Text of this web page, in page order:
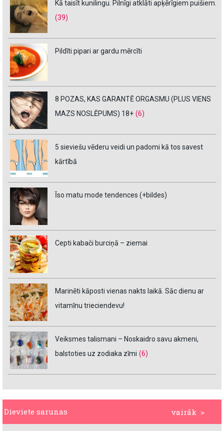
Kā taisīt kunilingu. Pilnīgi atklāti apķērīgiem puišiem.
(39)
Pildīti pipari ar gardu mērcīti
8 POZAS, KAS GARANTĒ ORGASMU (PLUS VIENS
MAZS NOSLĒPUMS) 18+ (6)
5 sieviešu vēderu veidi un padomi kā tos savest
kārtībā
Īso matu mode tendences (+bildes)
Cepti kabači burciņā – ziemai
Marinēti kāposti vienas nakts laikā. Sāc dienu ar
vitamīnu trieciendevu!
Veiksmes talismani – Noskaidro savu akmeni,
balstoties uz zodiaka zīmi (6)
vairāk >
Dieviete sarunas